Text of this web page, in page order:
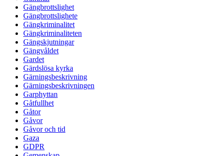
Gängbrottslighet
Gängbrottslighete
Gängkriminalitet
Gängkriminaliteten
Gängskjutningar
Gängvåldet
Gardet
Gärdslösa kyrka
Gärningsbeskrivning
Gärningsbeskrivningen
Garphyttan
Gåtfullhet
Gåtor
Gåvor
Gåvor och tid
Gaza
GDPR